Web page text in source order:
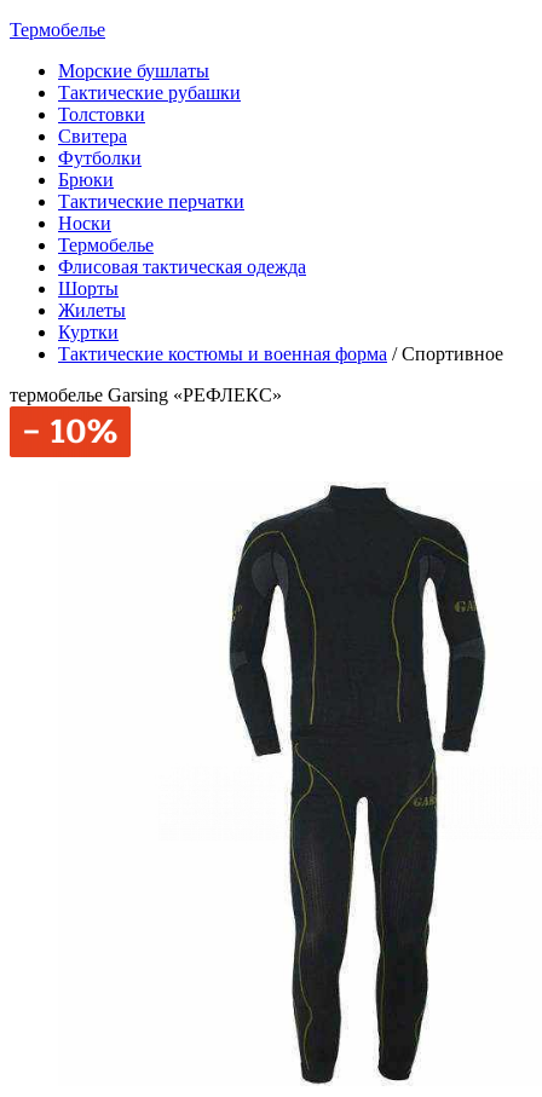
Термобелье
Морские бушлаты
Тактические рубашки
Толстовки
Свитера
Футболки
Брюки
Тактические перчатки
Носки
Термобелье
Флисовая тактическая одежда
Шорты
Жилеты
Куртки
Тактические костюмы и военная форма /Спортивное
термобелье Garsing «РЕФЛЕКС»